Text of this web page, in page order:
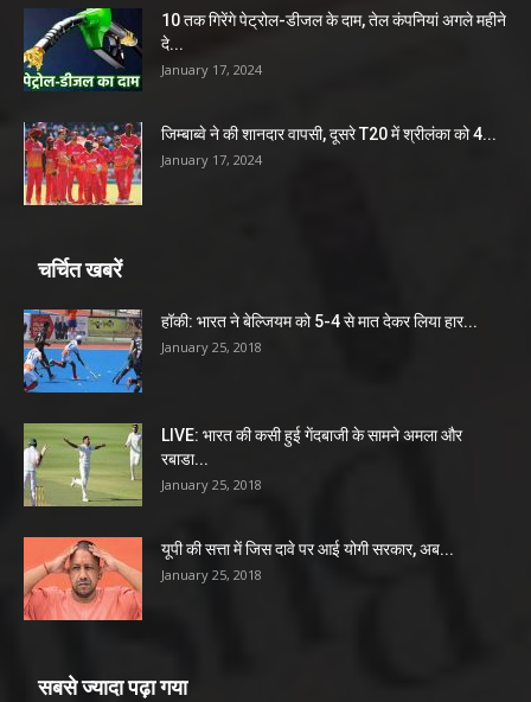
10 तक गिरेंगे पेट्रोल-डीजल के दाम, तेल कंपनियां अगले महीने
दे...
January 17, 2024
जिम्बाब्वे ने की शानदार वापसी, दूसरे T20 में श्रीलंका को 4...
January 17, 2024
चर्चित खबरें
हॉकी: भारत ने बेल्जियम को 5-4 से मात देकर लिया हार...
January 25, 2018
LIVE: भारत की कसी हुई गेंदबाजी के सामने अमला और
रबाडा...
January 25, 2018
यूपी की सत्ता में जिस दावे पर आई योगी सरकार, अब...
January 25, 2018
सबसे ज्यादा पढ़ा गया